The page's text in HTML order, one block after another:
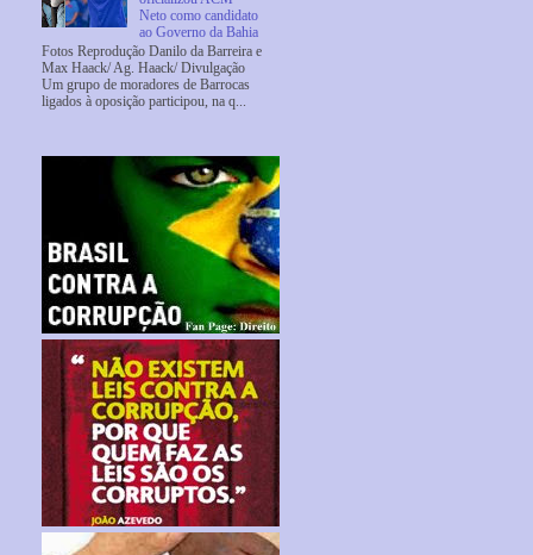
Neto como candidato
ao Governo da Bahia
Fotos Reprodução Danilo da Barreira e
Max Haack/ Ag. Haack/ Divulgação
Um grupo de moradores de Barrocas
ligados à oposição participou, na q...